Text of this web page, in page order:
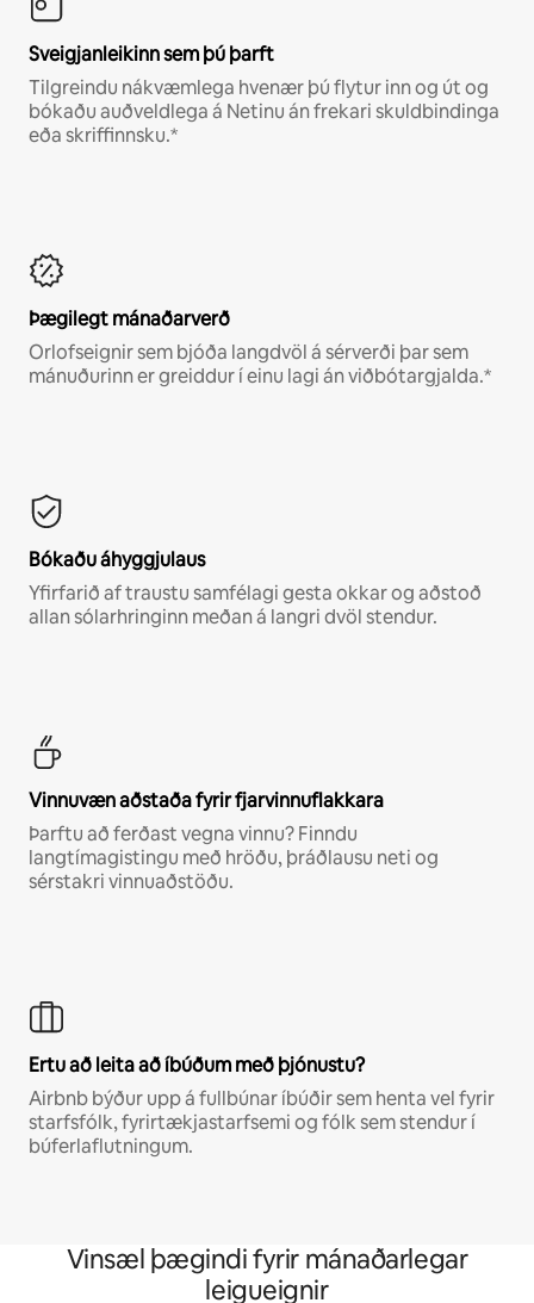
Sveigjanleikinn sem þú þarft
Tilgreindu nákvæmlega hvenær þú flytur inn og út og
bókaðu auðveldlega á Netinu án frekari skuldbindinga
eða skriffinnsku.*
Þægilegt mánaðarverð
Orlofseignir sem bjóða langdvöl á sérverði þar sem
mánuðurinn er greiddur í einu lagi án viðbótargjalda.*
Bókaðu áhyggjulaus
Yfirfarið af traustu samfélagi gesta okkar og aðstoð
allan sólarhringinn meðan á langri dvöl stendur.
Vinnuvæn aðstaða fyrir fjarvinnuflakkara
Þarftu að ferðast vegna vinnu? Finndu
langtímagistingu með hröðu, þráðlausu neti og
sérstakri vinnuaðstöðu.
Ertu að leita að íbúðum með þjónustu?
Airbnb býður upp á fullbúnar íbúðir sem henta vel fyrir
starfsfólk, fyrirtækjastarfsemi og fólk sem stendur í
búferlaflutningum.
Vinsæl þægindi fyrir mánaðarlegar
leigueignir